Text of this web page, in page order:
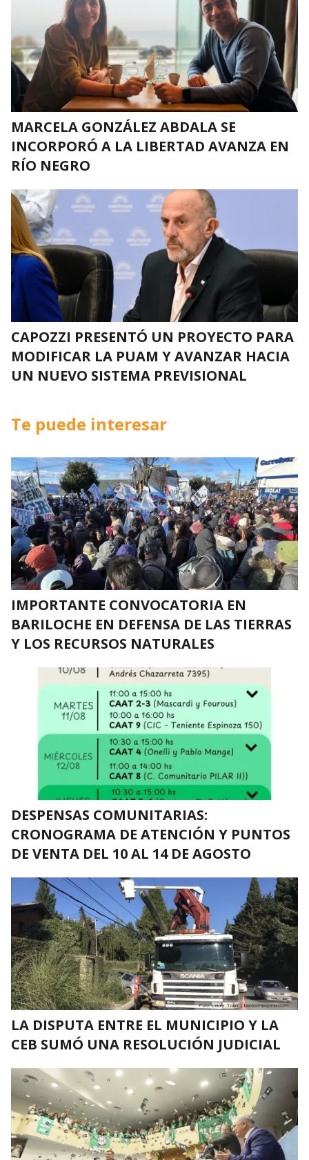
MARCELA GONZÁLEZ ABDALA SE
INCORPORÓ A LA LIBERTAD AVANZA EN
RÍO NEGRO
CAPOZZI PRESENTÓ UN PROYECTO PARA
MODIFICAR LA PUAM Y AVANZAR HACIA
UN NUEVO SISTEMA PREVISIONAL
Te puede interesar
IMPORTANTE CONVOCATORIA EN
BARILOCHE EN DEFENSA DE LAS TIERRAS
Y LOS RECURSOS NATURALES
DESPENSAS COMUNITARIAS:
CRONOGRAMA DE ATENCIÓN Y PUNTOS
DE VENTA DEL 10 AL 14 DE AGOSTO
LA DISPUTA ENTRE EL MUNICIPIO Y LA
CEB SUMÓ UNA RESOLUCIÓN JUDICIAL